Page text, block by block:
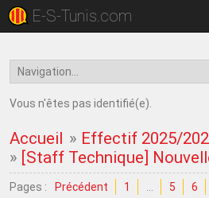
E-S-Tunis.com
Vous n'êtes pas identifié(e).
Accueil » Effectif 2025/
» [Staff Technique]
Pages : Précédent 1 5 6